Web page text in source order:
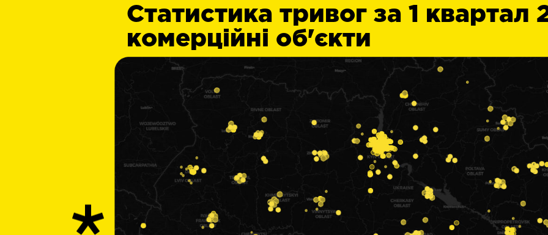
Статистика тривог за 1 квартал
комерційні об'єкти